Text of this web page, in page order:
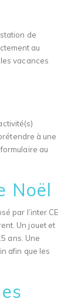
de
au
vacances
à une
au
Noël
par l’inter CE
Un jouet et
ans. Une
afin que les